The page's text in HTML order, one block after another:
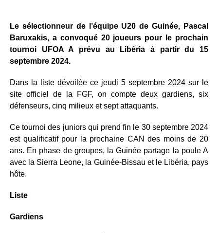
Le sélectionneur de l’équipe U20 de Guinée, Pascal
Baruxakis, a convoqué 20 joueurs pour le prochain
tournoi UFOA A prévu au Libéria à partir du 15
septembre 2024.
Dans la liste dévoilée ce jeudi 5 septembre 2024 sur le
site officiel de la FGF, on compte deux gardiens, six
défenseurs, cinq milieux et sept attaquants.
Ce tournoi des juniors qui prend fin le 30 septembre 2024
est qualificatif pour la prochaine CAN des moins de 20
ans. En phase de groupes, la Guinée partage la poule A
avec la Sierra Leone, la Guinée-Bissau et le Libéria, pays
hôte.
Liste
Gardiens